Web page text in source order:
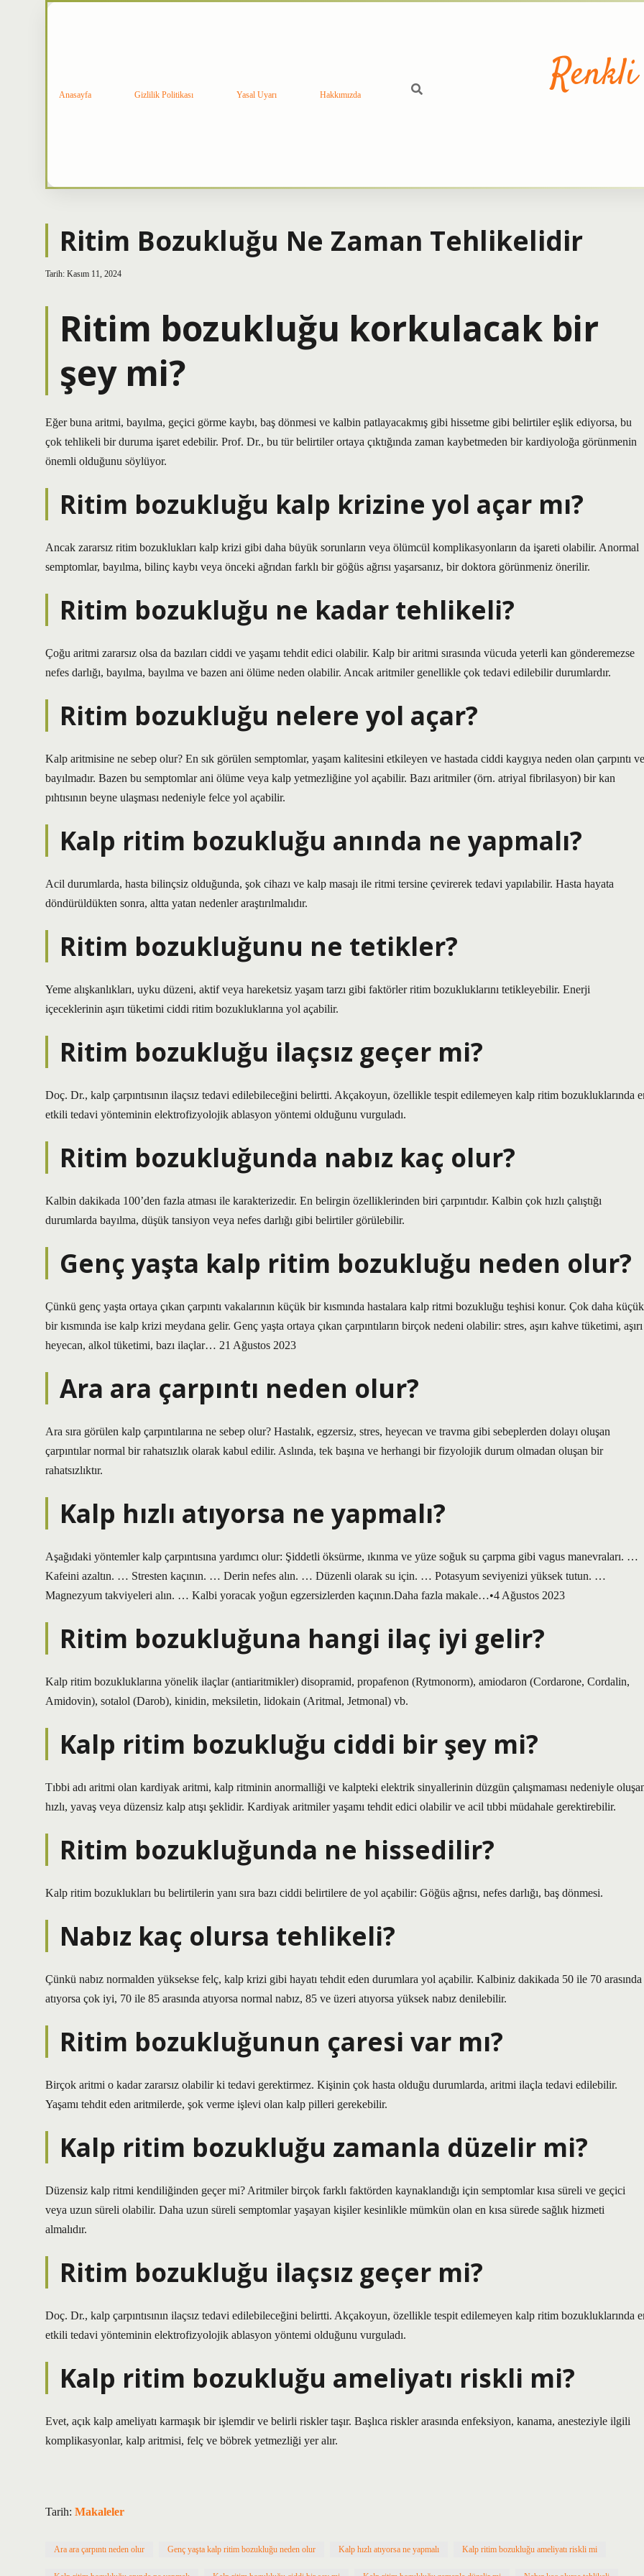
Anasayfa Gizlilik Politikası Yasal Uyarı Hakkımızda
Ritim Bozukluğu Ne Zaman Tehlikelidir
Tarih: Kasım 11, 2024
Ritim bozukluğu korkulacak bir
şey mi?
Eğer buna aritmi, bayılma, geçici görme kaybı, baş dönmesi ve kalbin patlayacakmış gibi hissetme gibi belirtiler eşlik ediyorsa, bu
çok tehlikeli bir duruma işaret edebilir. Prof. Dr., bu tür belirtiler ortaya çıktığında zaman kaybetmeden bir kardiyoloğa görünmenin
önemli olduğunu söylüyor.
Ritim bozukluğu kalp krizine yol açar mı?
Ancak zararsız ritim bozuklukları kalp krizi gibi daha büyük sorunların veya ölümcül komplikasyonların da işareti olabilir. Anormal
semptomlar, bayılma, bilinç kaybı veya önceki ağrıdan farklı bir göğüs ağrısı yaşarsanız, bir doktora görünmeniz önerilir.
Ritim bozukluğu ne kadar tehlikeli?
Çoğu aritmi zararsız olsa da bazıları ciddi ve yaşamı tehdit edici olabilir. Kalp bir aritmi sırasında vücuda yeterli kan gönderemezse
nefes darlığı, bayılma, bayılma ve bazen ani ölüme neden olabilir. Ancak aritmiler genellikle çok tedavi edilebilir durumlardır.
Ritim bozukluğu nelere yol açar?
Kalp aritmisine ne sebep olur? En sık görülen semptomlar, yaşam kalitesini etkileyen ve hastada ciddi kaygıya neden olan çarpıntı ve
bayılmadır. Bazen bu semptomlar ani ölüme veya kalp yetmezliğine yol açabilir. Bazı aritmiler (örn. atriyal fibrilasyon) bir kan
pıhtısının beyne ulaşması nedeniyle felce yol açabilir.
Kalp ritim bozukluğu anında ne yapmalı?
Acil durumlarda, hasta bilinçsiz olduğunda, şok cihazı ve kalp masajı ile ritmi tersine çevirerek tedavi yapılabilir. Hasta hayata
döndürüldükten sonra, altta yatan nedenler araştırılmalıdır.
Ritim bozukluğunu ne tetikler?
Yeme alışkanlıkları, uyku düzeni, aktif veya hareketsiz yaşam tarzı gibi faktörler ritim bozukluklarını tetikleyebilir. Enerji
içeceklerinin aşırı tüketimi ciddi ritim bozukluklarına yol açabilir.
Ritim bozukluğu ilaçsız geçer mi?
Doç. Dr., kalp çarpıntısının ilaçsız tedavi edilebileceğini belirtti. Akçakoyun, özellikle tespit edilemeyen kalp ritim bozukluklarında
etkili tedavi yönteminin elektrofizyolojik ablasyon yöntemi olduğunu vurguladı.
Ritim bozukluğunda nabız kaç olur?
Kalbin dakikada 100’den fazla atması ile karakterizedir. En belirgin özelliklerinden biri çarpıntıdır. Kalbin çok hızlı çalıştığı
durumlarda bayılma, düşük tansiyon veya nefes darlığı gibi belirtiler görülebilir.
Genç yaşta kalp ritim bozukluğu neden olur?
Çünkü genç yaşta ortaya çıkan çarpıntı vakalarının küçük bir kısmında hastalara kalp ritmi bozukluğu teşhisi konur. Çok daha küçük
bir kısmında ise kalp krizi meydana gelir. Genç yaşta ortaya çıkan çarpıntıların birçok nedeni olabilir: stres, aşırı kahve tüketimi, aşırı
heyecan, alkol tüketimi, bazı ilaçlar… 21 Ağustos 2023
Ara ara çarpıntı neden olur?
Ara sıra görülen kalp çarpıntılarına ne sebep olur? Hastalık, egzersiz, stres, heyecan ve travma gibi sebeplerden dolayı oluşan
çarpıntılar normal bir rahatsızlık olarak kabul edilir. Aslında, tek başına ve herhangi bir fizyolojik durum olmadan oluşan bir
rahatsızlıktır.
Kalp hızlı atıyorsa ne yapmalı?
Aşağıdaki yöntemler kalp çarpıntısına yardımcı olur: Şiddetli öksürme, ıkınma ve yüze soğuk su çarpma gibi vagus manevraları. …
Kafeini azaltın. … Stresten kaçının. … Derin nefes alın. … Düzenli olarak su için. … Potasyum seviyenizi yüksek tutun. …
Magnezyum takviyeleri alın. … Kalbi yoracak yoğun egzersizlerden kaçının.Daha fazla makale…•4 Ağustos 2023
Ritim bozukluğuna hangi ilaç iyi gelir?
Kalp ritim bozukluklarına yönelik ilaçlar (antiaritmikler) disopramid, propafenon (Rytmonorm), amiodaron (Cordarone, Cordalin,
Amidovin), sotalol (Darob), kinidin, meksiletin, lidokain (Aritmal, Jetmonal) vb.
Kalp ritim bozukluğu ciddi bir şey mi?
Tıbbi adı aritmi olan kardiyak aritmi, kalp ritminin anormalliği ve kalpteki elektrik sinyallerinin düzgün çalışmaması nedeniyle
hızlı, yavaş veya düzensiz kalp atışı şeklidir. Kardiyak aritmiler yaşamı tehdit edici olabilir ve acil tıbbi müdahale gerektirebilir.
Ritim bozukluğunda ne hissedilir?
Kalp ritim bozuklukları bu belirtilerin yanı sıra bazı ciddi belirtilere de yol açabilir: Göğüs ağrısı, nefes darlığı, baş dönmesi.
Nabız kaç olursa tehlikeli?
Çünkü nabız normalden yüksekse felç, kalp krizi gibi hayatı tehdit eden durumlara yol açabilir. Kalbiniz dakikada 50 ile 70 arasında
atıyorsa çok iyi, 70 ile 85 arasında atıyorsa normal nabız, 85 ve üzeri atıyorsa yüksek nabız denilebilir.
Ritim bozukluğunun çaresi var mı?
Birçok aritmi o kadar zararsız olabilir ki tedavi gerektirmez. Kişinin çok hasta olduğu durumlarda, aritmi ilaçla tedavi edilebilir.
Yaşamı tehdit eden aritmilerde, şok verme işlevi olan kalp pilleri gerekebilir.
Kalp ritim bozukluğu zamanla düzelir mi?
Düzensiz kalp ritmi kendiliğinden geçer mi? Aritmiler birçok farklı faktörden kaynaklandığı için semptomlar kısa süreli ve geçici
veya uzun süreli olabilir. Daha uzun süreli semptomlar yaşayan kişiler kesinlikle mümkün olan en kısa sürede sağlık hizmeti
almalıdır.
Ritim bozukluğu ilaçsız geçer mi?
Doç. Dr., kalp çarpıntısının ilaçsız tedavi edilebileceğini belirtti. Akçakoyun, özellikle tespit edilemeyen kalp ritim bozukluklarında
etkili tedavi yönteminin elektrofizyolojik ablasyon yöntemi olduğunu vurguladı.
Kalp ritim bozukluğu ameliyatı riskli mi?
Evet, açık kalp ameliyatı karmaşık bir işlemdir ve belirli riskler taşır. Başlıca riskler arasında enfeksiyon, kanama, anesteziyle ilgili
komplikasyonlar, kalp aritmisi, felç ve böbrek yetmezliği yer alır.
Tarih: Makaleler
Ara ara çarpıntı neden olur Genç yaşta kalp ritim bozukluğu neden olur Kalp hızlı atıyorsa ne yapmalı Kalp ritim bozukluğu ameliyatı riskli mi